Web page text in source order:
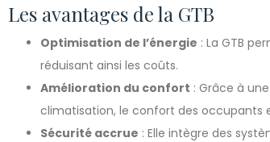
Les avantages de la GTB
Optimisation de l’énergie : La GTB
réduisant ainsi les coûts.
Amélioration du confort : Grâce à
climatisation, le confort des occupants
Sécurité accrue : Elle intègre des